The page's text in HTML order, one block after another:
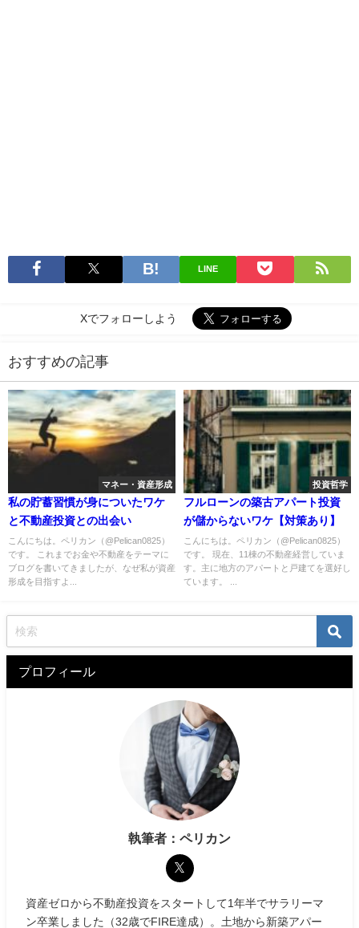
LINE
Xでフォローしよう
おすすめの記事
マネー・資産形成
私の貯蓄習慣が身についたワケ
と不動産投資との出会い
こんにちは。ペリカン（@Pelican0825）
です。 これまでお金や不動産をテーマに
ブログを書いてきましたが、なぜ私が資産
形成を目指すよ...
投資哲学
フルローンの築古アパート投資
が儲からないワケ【対策あり】
こんにちは。ペリカン（@Pelican0825）
です。 現在、11棟の不動産経営していま
す。主に地方のアパートと戸建てを選好し
ています。 ...
プロフィール
執筆者：ペリカン
資産ゼロから不動産投資をスタートして1年半でサラリーマ
ン卒業しました（32歳でFIRE達成）。土地から新築アパー